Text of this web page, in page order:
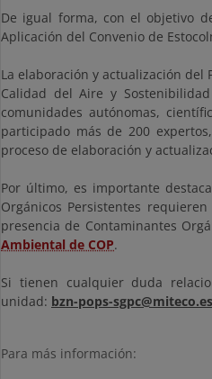
De igual forma, con el objetivo
Aplicación del Convenio de
La elaboración y actualización del
Calidad del Aire y
comunidades autónomas,
participado más de 200
proceso de elaboración y
Por último, es importante
Orgánicos Persistentes
presencia de Contaminantes
Ambiental de COP.
Si tienen cualquier duda
unidad: bzn-pops-sgpc@miteco.es
Para más información: